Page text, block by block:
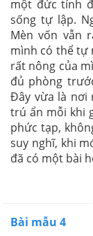
một đức tính
sống tự lập.
Mèn vốn vẫn
mình có thể tự
rất nông của
đủ phòng
Đây vừa là nơi
trú ẩn mỗi khi
phức tạp,
suy nghĩ, khi
đã có một bài
Bài mẫu 4